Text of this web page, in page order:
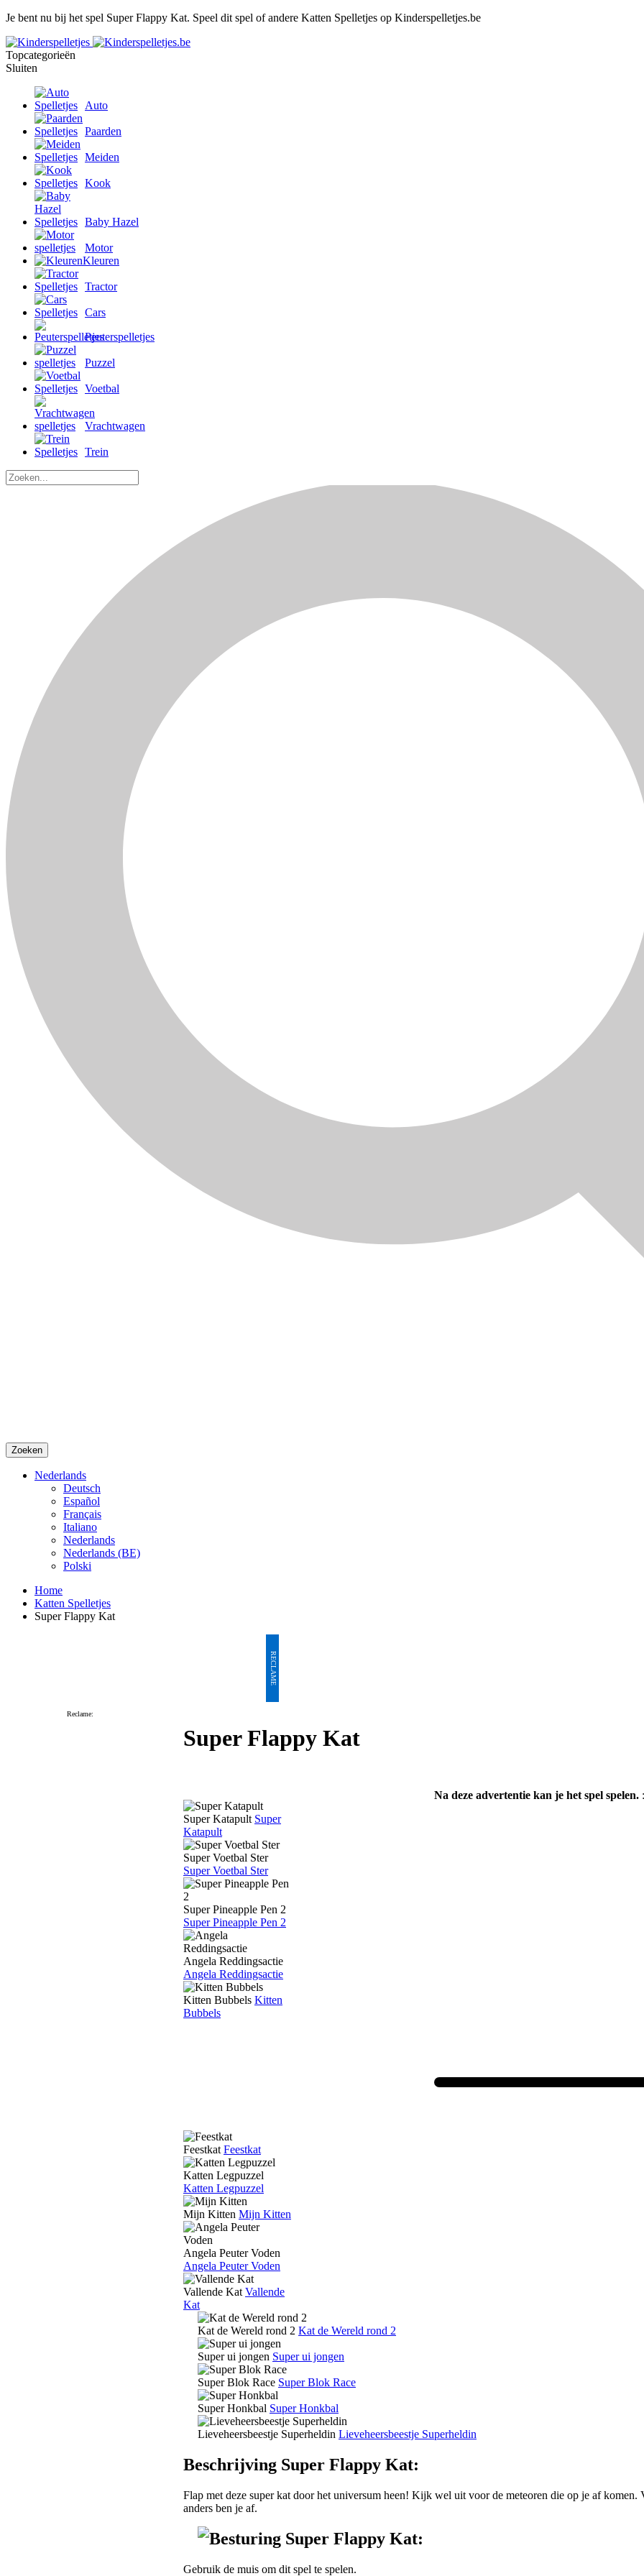
Je bent nu bij het spel Super Flappy Kat. Speel dit spel of andere Katten Spelletjes op Kinderspelletjes.be
Topcategorieën
Sluiten
Auto
Paarden
Meiden
Kook
Baby Hazel
Motor
Kleuren
Tractor
Cars
Peuterspelletjes
Puzzel
Voetbal
Vrachtwagen
Trein
Zoeken
Nederlands
Deutsch
Español
Français
Italiano
Nederlands
Nederlands (BE)
Polski
Home
Katten Spelletjes
Super Flappy Kat
RECLAME
Reclame:
Super Flappy Kat
Super Katapult Super
Katapult
Super Voetbal Ster
Super Voetbal Ster
Super Pineapple Pen 2
Super Pineapple Pen 2
Angela Reddingsactie
Angela Reddingsactie
Kitten Bubbels Kitten
Bubbels
Na deze advertentie kan je het spel spelen. :
Feestkat Feestkat
Katten Legpuzzel
Katten Legpuzzel
Mijn Kitten Mijn Kitten
Angela Peuter Voden
Angela Peuter Voden
Vallende Kat Vallende
Kat
Kat de Wereld rond 2 Kat de Wereld rond 2
Super ui jongen Super ui jongen
Super Blok Race Super Blok Race
Super Honkbal Super Honkbal
Lieveheersbeestje Superheldin Lieveheersbeestje Superheldin
Beschrijving Super Flappy Kat:
Flap met deze super kat door het universum heen! Kijk wel uit voor de meteoren die op je af komen.
anders ben je af.
Besturing Super Flappy Kat:
Gebruik de muis om dit spel te spelen.